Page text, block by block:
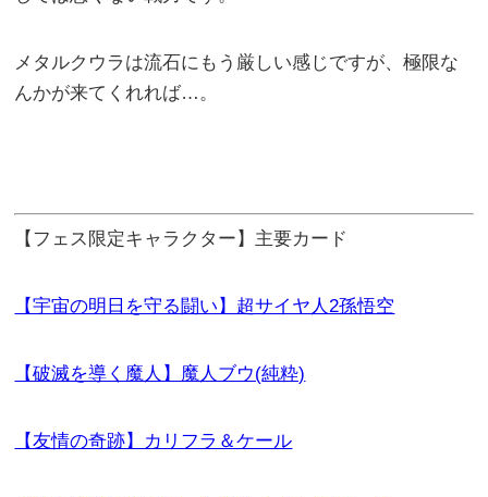
メタルクウラは流石にもう厳しい感じですが、極限な
んかが来てくれれば…。
【フェス限定キャラクター】主要カード
【宇宙の明日を守る闘い】超サイヤ人2孫悟空
【破滅を導く魔人】魔人ブウ(純粋)
【友情の奇跡】カリフラ＆ケール